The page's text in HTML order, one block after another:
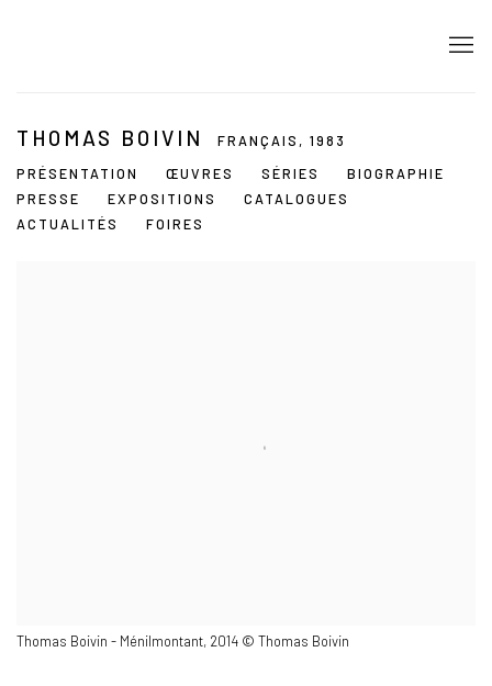
THOMAS BOIVIN FRANÇAIS, 1983
PRÉSENTATION
ŒUVRES SÉRIES
BIOGRAPHIE
PRESSE
EXPOSITIONS
CATALOGUES
ACTUALITÉS
FOIRES
Thomas Boivin - Ménilmontant, 2014 © Thomas Boivin